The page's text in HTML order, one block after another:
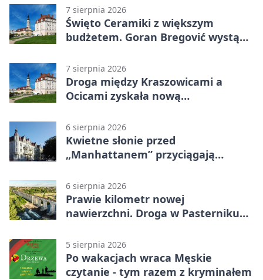
7 sierpnia 2026
Święto Ceramiki z większym
budżetem. Goran Bregović wystąpi
7 sierpnia 2026
Droga między Kraszowicami a
Ocicami zyskała nową
6 sierpnia 2026
Kwietne słonie przed
„Manhattanem” przyciągają
6 sierpnia 2026
Prawie kilometr nowej
nawierzchni. Droga w Pasterniku
5 sierpnia 2026
Po wakacjach wraca Męskie
czytanie - tym razem z kryminałem